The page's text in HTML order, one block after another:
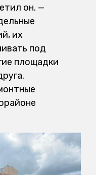
он. —
их
под
площадки